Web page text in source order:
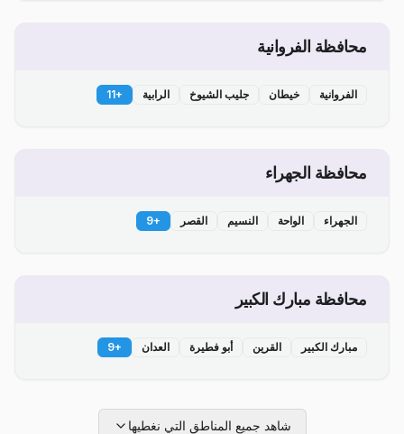
محافظة الفروانية
الفروانية خيطان جليب الشيوخ الرابية +
11
محافظة الجهراء
الجهراء الواحة النسيم القصر +
9
محافظة مبارك الكبير
مبارك الكبير القرين أبو فطيرة العدان +
9
شاهد جميع المناطق التي نغطيها